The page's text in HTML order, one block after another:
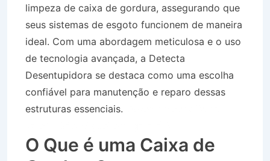
limpeza de caixa de gordura, assegurando que
seus sistemas de esgoto funcionem de maneira
ideal. Com uma abordagem meticulosa e o uso
de tecnologia avançada, a Detecta
Desentupidora se destaca como uma escolha
confiável para manutenção e reparo dessas
estruturas essenciais.
O Que é uma Caixa de